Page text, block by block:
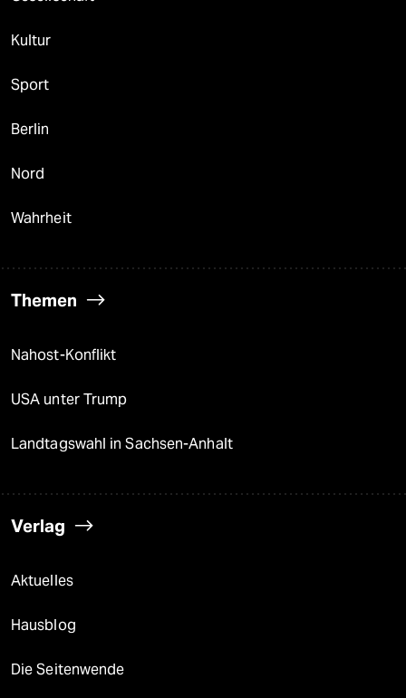
Kultur
Sport
Berlin
Nord
Wahrheit
Themen
Nahost-Konflikt
USA unter Trump
Landtagswahl in Sachsen-Anhalt
Verlag
Aktuelles
Hausblog
Die Seitenwende